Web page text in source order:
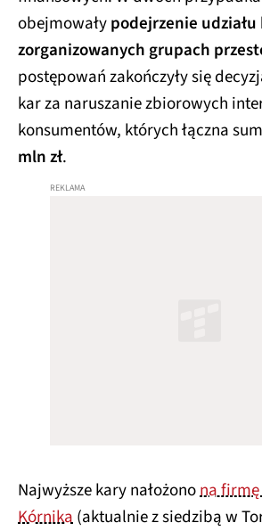
obejmowałypodejrzenie
zorganizowanych grupach
postępowań zakończyły się
kar za naruszanie zbiorowych
konsumentów, których łączna
mln zł.
Najwyższe kary nałożonona firmę
Kórnika(aktualnie z siedzibą w